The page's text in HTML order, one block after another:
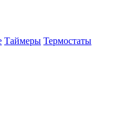
Таймеры Термостаты